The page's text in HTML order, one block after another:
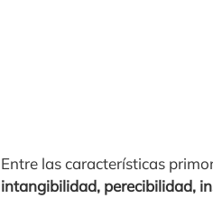
Entre las características
intangibilidad, perecibilidad,